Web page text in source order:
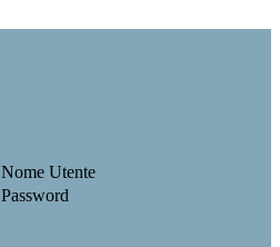
Nome Utente
Password